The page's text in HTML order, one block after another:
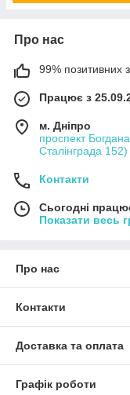
Про нас
99% позитивних з
Працює з
м. Дніпро
проспект
Сталінграда
Контакти
Сьогодні
Показати весь
Про нас
Контакти
Доставка та оплата
Графік роботи